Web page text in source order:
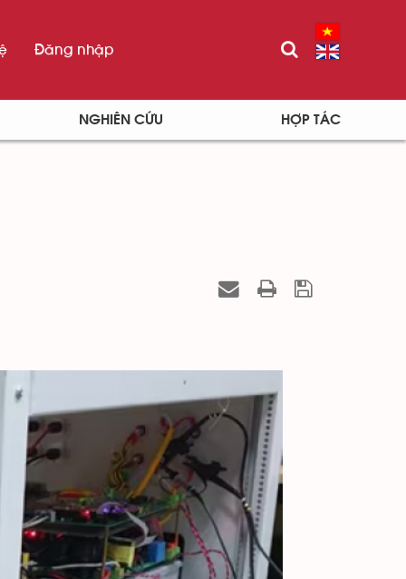
Đăng nhập
NGHIÊN CỨU HỢP TÁC